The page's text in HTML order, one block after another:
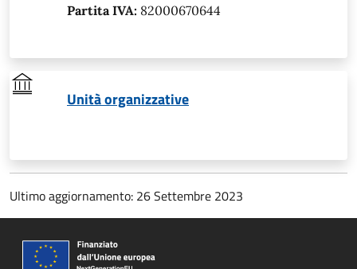
Partita IVA: 82000670644
Unità organizzative
Ultimo aggiornamento: 26 Settembre 2023